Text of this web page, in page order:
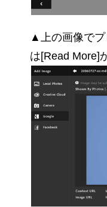
▲上の画像でプ
は[Read More]